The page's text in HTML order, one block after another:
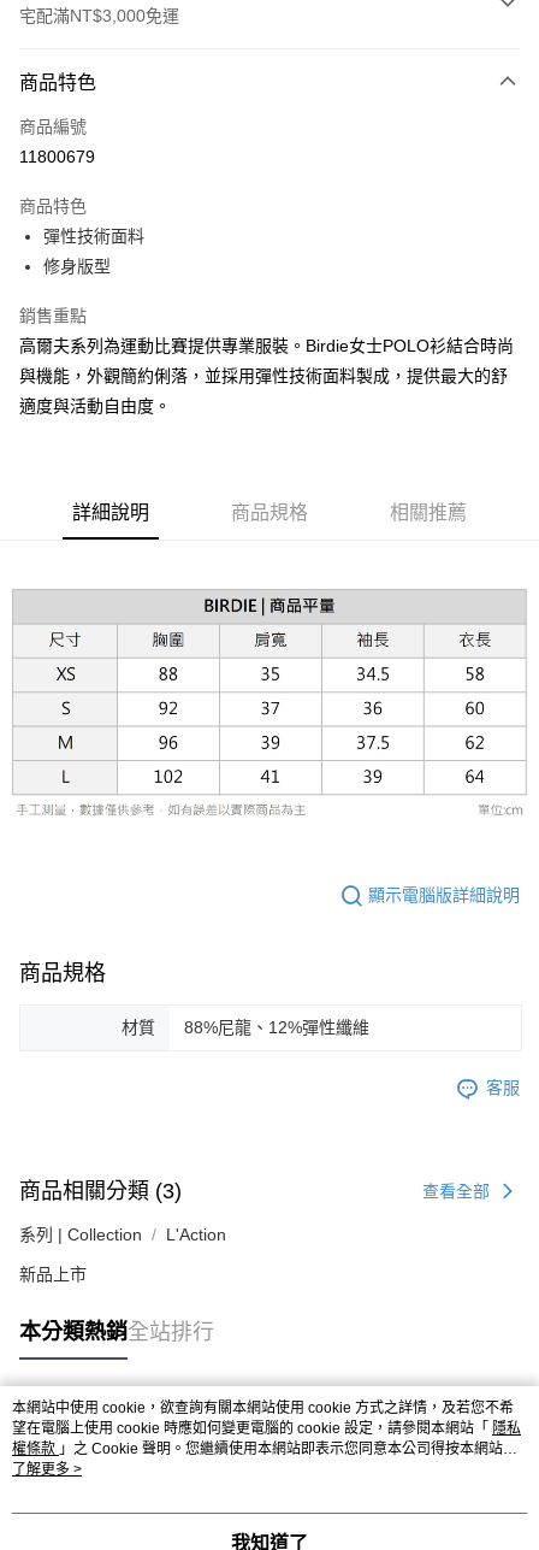
宅配滿NT$3,000免運
信用卡一次付款
信用卡分期付款
合作金庫商業銀行
華南商業銀行
上海商業儲蓄銀行
臺灣中小企業銀行
匯豐（台灣）商業銀行
華泰商業銀行
聯邦商業銀行
遠東國際商業銀行
元大商業銀行
LINE Pay
Apple Pay
街口支付
悠遊付
全盈+PAY
【關於「AFTEE先享後付」】
AFTEE先享後付是「在收到商品之後才付款」的支付方式。 讓您購物簡單
２．便利：只要手機號碼，簡訊認證，即可結帳。
３．安心：先確認商品／服務後，再付款。
【「AFTEE先享後付」結帳流程】
１．於結帳方式選擇「AFTEE先享後付」後，將跳轉至「AFTEE先享後付」
結帳頁面，進行簡訊認證並確認金額後，即可完成結帳。
２．訂單成立數日內，您將收到繳費通知簡訊。
３．收到繳費通知簡訊後14天內，點擊此簡訊中的連結，可透過四大超商／
ATM／網路銀行／等多元方式進行付款，方視為交易完成。
※ 請注意：結帳手續完成當下不需立刻繳費，但若您需要取消訂單，請聯絡
購買商品的店家。未經商家同意取消之訂單仍視為有效，需透過AFTEE先享
https://netprotections.freshdesk.com/support/home
１．透過由恩沛科技股份有限公司提供之「AFTEE先享後付」服務完成之交
易，需依本服務之必要範圍內提供個人資料，並將交易相關給付款項請求債
２．關於個人資料處理事宜，請瀏覽以下網址：
「AFTEE先享後付」，若未經同意申辦者引起之損失，本公司不負相關責
請求用戶進行身份認證。
５．嚴禁一人註冊多個帳號或使用他人資訊註冊。若發現惡意使用之情形，
ATM付款
黑貓宅急便配送到府
每筆NT$120，滿NT$3,000(含以上)免運費
商品特色
商品編號
11800679
商品特色
彈性技術面料
修身版型
銷售重點
高爾夫系列為運動比賽提供專業服裝。Birdie女士POLO衫結合時尚
與機能，外觀簡約俐落，並採用彈性技術面料製成，提供最大的舒
適度與活動自由度。
詳細說明 商品規格 相關推薦
顯示電腦版詳細說明
商品規格
材質 88%尼龍、12%彈性纖維
客服
商品相關分類 (3) 查看全部
系列 | Collection L'Action
新品上市
本分類熱銷全站排行
熱門標籤
本網站中使用 cookie，欲查詢有關本網站使用 cookie 方式之詳情，及若您不希
望在電腦上使用 cookie 時應如何變更電腦的 cookie 設定，請參閱本網站「 隱私
權條款 」之 Cookie 聲明。您繼續使用本網站即表示您同意本公司得按本網站使
用條款之 Cookie 聲明使用 cookie。
了解更多 >
我知道了